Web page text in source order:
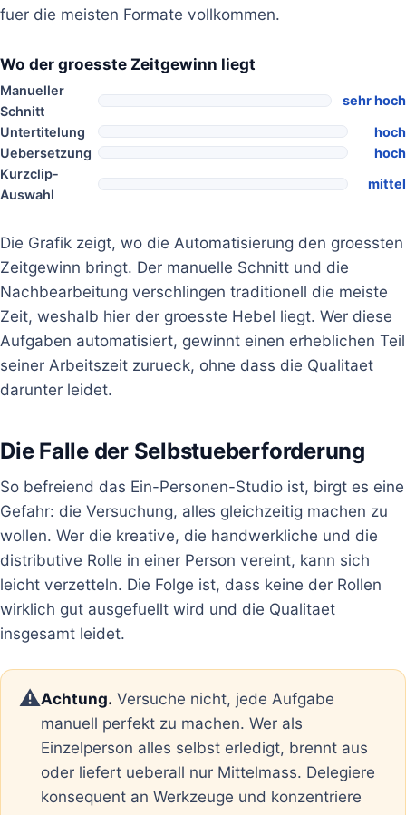
fuer die meisten Formate vollkommen.
Wo der groesste Zeitgewinn liegt
Manueller
Schnitt
sehr hoch
Untertitelung
hoch
Uebersetzung
hoch
Kurzclip-
Auswahl
mittel
Die Grafik zeigt, wo die Automatisierung den groessten
Zeitgewinn bringt. Der manuelle Schnitt und die
Nachbearbeitung verschlingen traditionell die meiste
Zeit, weshalb hier der groesste Hebel liegt. Wer diese
Aufgaben automatisiert, gewinnt einen erheblichen Teil
seiner Arbeitszeit zurueck, ohne dass die Qualitaet
darunter leidet.
Die Falle der Selbstueberforderung
So befreiend das Ein-Personen-Studio ist, birgt es eine
Gefahr: die Versuchung, alles gleichzeitig machen zu
wollen. Wer die kreative, die handwerkliche und die
distributive Rolle in einer Person vereint, kann sich
leicht verzetteln. Die Folge ist, dass keine der Rollen
wirklich gut ausgefuellt wird und die Qualitaet
insgesamt leidet.
⚠️Achtung. Versuche nicht, jede Aufgabe
manuell perfekt zu machen. Wer als
Einzelperson alles selbst erledigt, brennt aus
oder liefert ueberall nur Mittelmass. Delegiere
konsequent an Werkzeuge und konzentriere